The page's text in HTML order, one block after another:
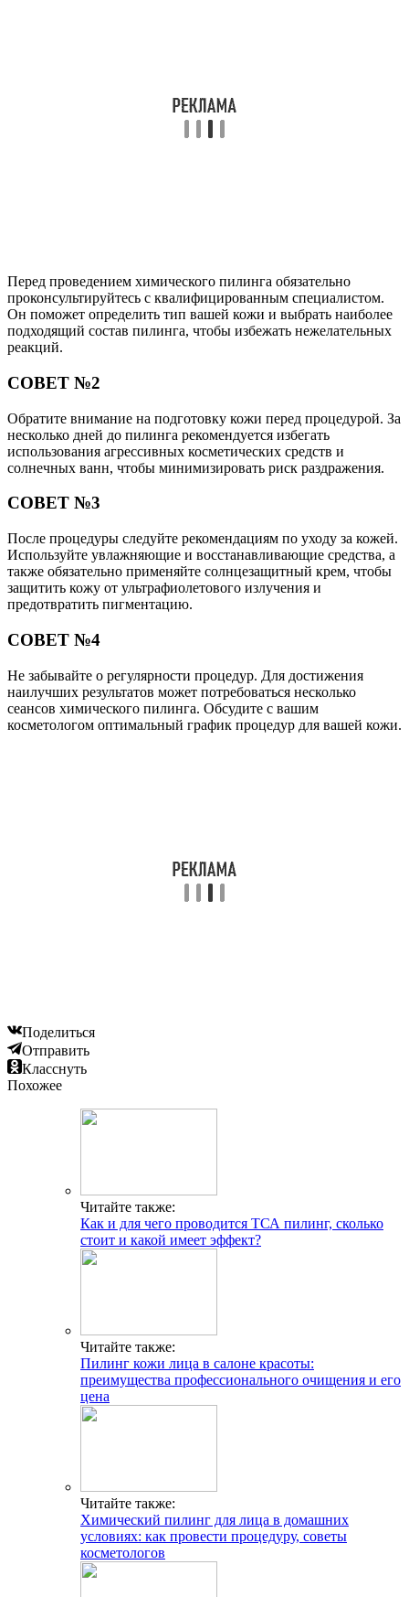
Перед проведением химического пилинга обязательно
проконсультируйтесь с квалифицированным специалистом.
Он поможет определить тип вашей кожи и выбрать наиболее
подходящий состав пилинга, чтобы избежать нежелательных
реакций.
СОВЕТ №2
Обратите внимание на подготовку кожи перед процедурой. За
несколько дней до пилинга рекомендуется избегать
использования агрессивных косметических средств и
солнечных ванн, чтобы минимизировать риск раздражения.
СОВЕТ №3
После процедуры следуйте рекомендациям по уходу за кожей.
Используйте увлажняющие и восстанавливающие средства, а
также обязательно применяйте солнцезащитный крем, чтобы
защитить кожу от ультрафиолетового излучения и
предотвратить пигментацию.
СОВЕТ №4
Не забывайте о регулярности процедур. Для достижения
наилучших результатов может потребоваться несколько
сеансов химического пилинга. Обсудите с вашим
косметологом оптимальный график процедур для вашей кожи.
Поделиться
Отправить
Класснуть
Похожее
Читайте также:
Как и для чего проводится ТСА пилинг, сколько
стоит и какой имеет эффект?
Читайте также:
Пилинг кожи лица в салоне красоты:
преимущества профессионального очищения и его
цена
Читайте также:
Химический пилинг для лица в домашних
условиях: как провести процедуру, советы
косметологов